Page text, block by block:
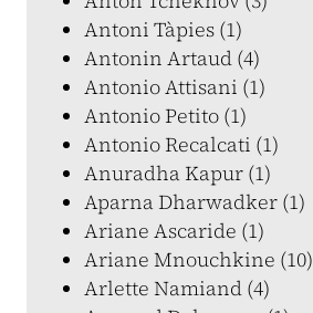
Antoni Tàpies (1)
Antonin Artaud (4)
Antonio Attisani (1)
Antonio Petito (1)
Antonio Recalcati (1)
Anuradha Kapur (1)
Aparna Dharwadker (1)
Ariane Ascaride (1)
Ariane Mnouchkine (10)
Arlette Namiand (4)